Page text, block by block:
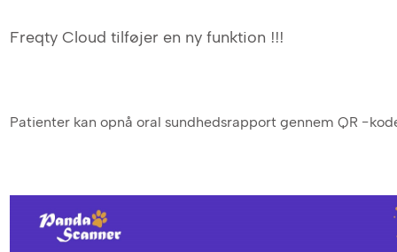
Freqty Cloud tilføjer en ny funktion !!!
Patienter kan opnå oral sundhedsrapport gennem QR -